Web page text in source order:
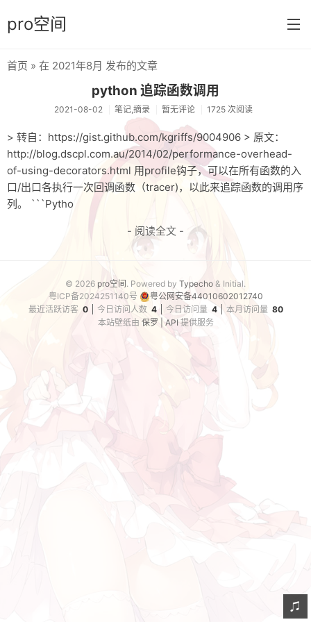
pro空间
分类
日常
笔记
音乐
游戏
实验
摘录
首页 » 在 2021年8月 发布的文章
python 追踪函数调用
2021-08-02 笔记,摘录 暂无评论 1725 次阅读
> 转自：https://gist.github.com/kgriffs/9004906 > 原文：
http://blog.dscpl.com.au/2014/02/performance-overhead-
of-using-decorators.html 用profile钩子，可以在所有函数的入
口/出口各执行一次回调函数（tracer)，以此来追踪函数的调用序
列。 ```Pytho
- 阅读全文 -
© 2026 pro空间 . Powered by Typecho & Initial.
粤ICP备2024251140号
粤公网安备44010602012740
最近活跃访客 0 今日访问人数 4 今日访问量 4 本月访问量 80
本站壁纸由 保罗 | API提供服务